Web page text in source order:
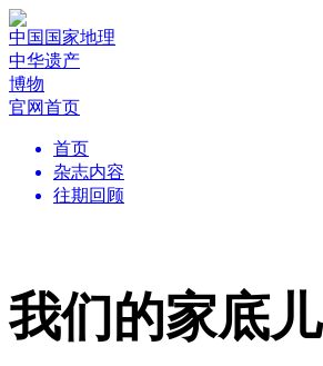
中国国家地理
中华遗产
博物
官网首页
首页
杂志内容
往期回顾
我们的家底儿